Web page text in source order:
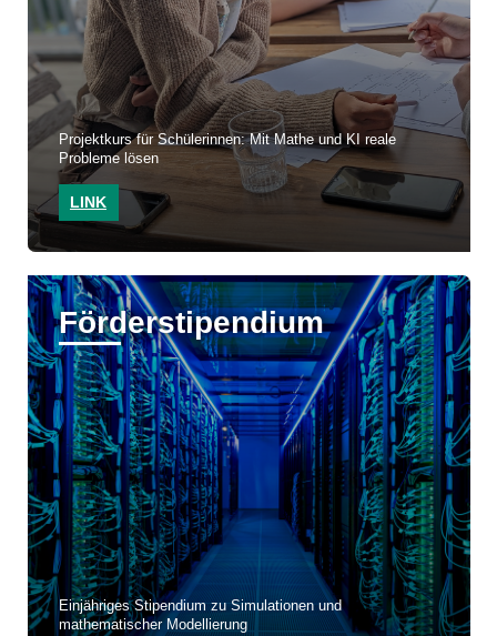
Projektkurs für Schülerinnen: Mit Mathe und KI reale
Probleme lösen
LINK
Förderstipendium
Einjähriges Stipendium zu Simulationen und
mathematischer Modellierung